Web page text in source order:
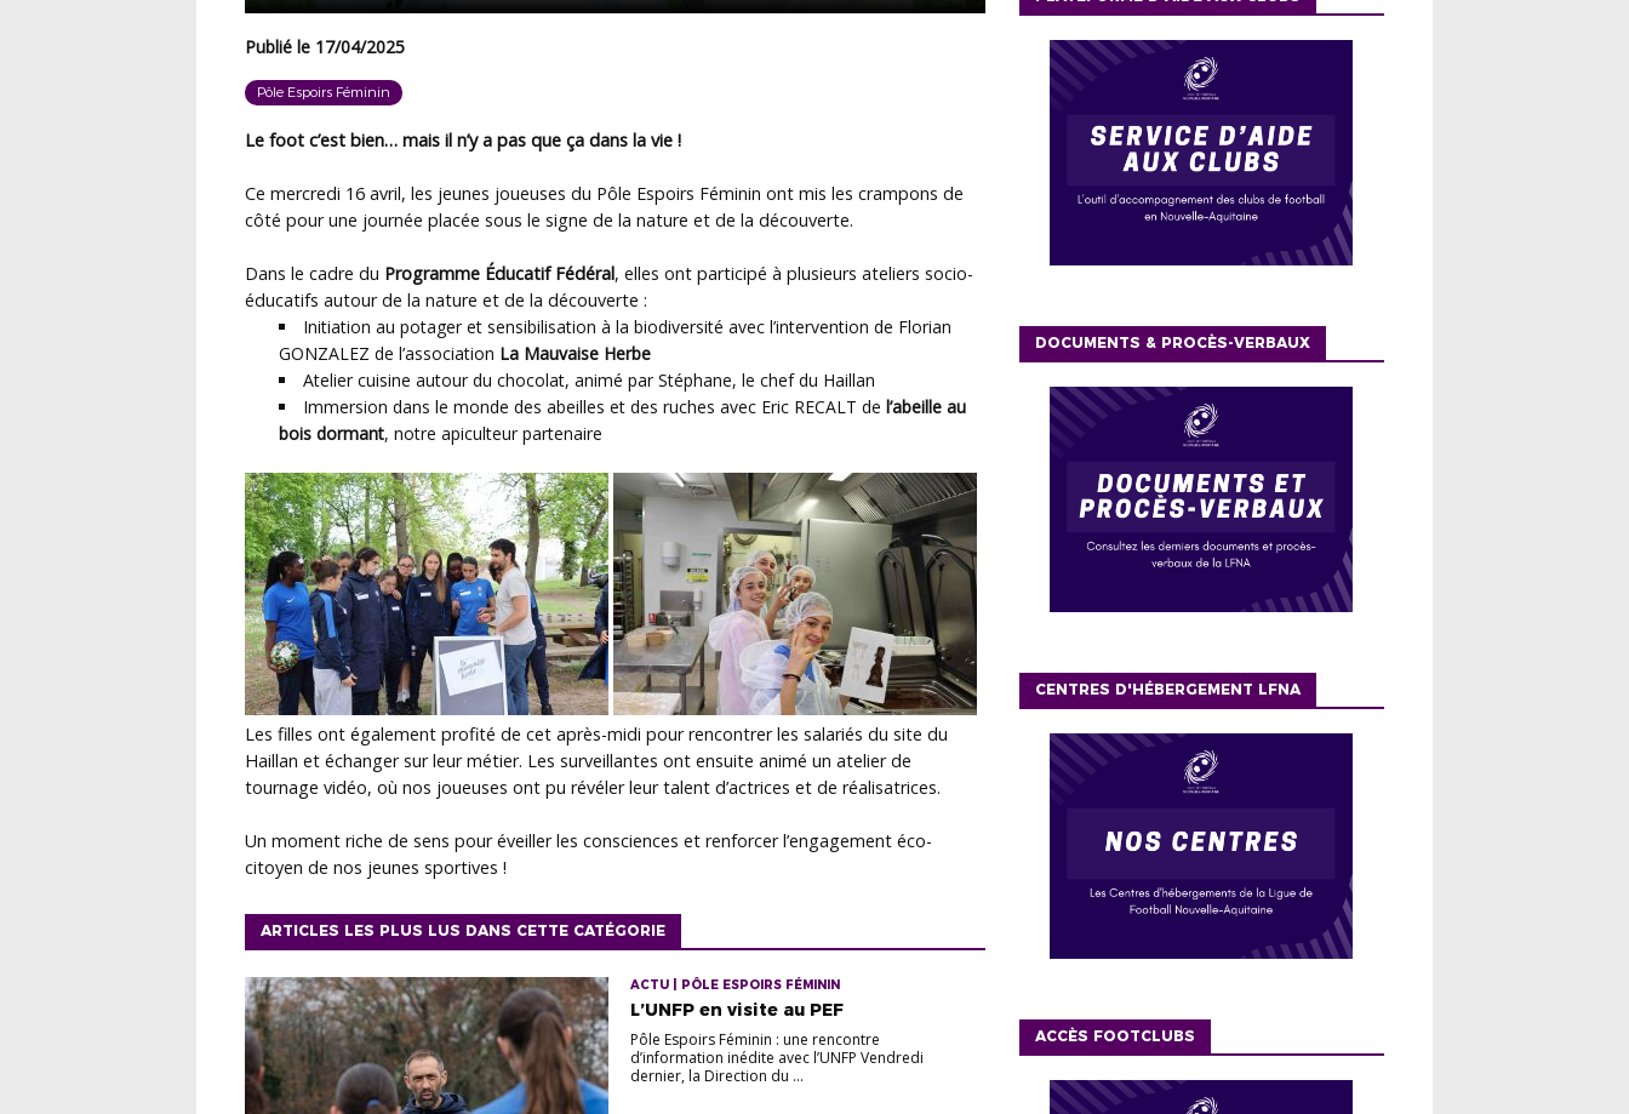
Publié le 17/04/2025
Pôle Espoirs Féminin
Le foot c’est bien… mais il n’y a pas que ça dans la vie !
Ce mercredi 16 avril, les jeunes joueuses du Pôle Espoirs Féminin ont mis les crampons de
côté pour une journée placée sous le signe de la nature et de la découverte.
Dans le cadre du Programme Éducatif Fédéral, elles ont participé à plusieurs ateliers socio-
éducatifs autour de la nature et de la découverte :
Initiation au potager et sensibilisation à la biodiversité avec l’intervention de Florian
GONZALEZ de l’association La Mauvaise Herbe
Atelier cuisine autour du chocolat, animé par Stéphane, le chef du Haillan
Immersion dans le monde des abeilles et des ruches avec Eric RECALT de l’abeille au
bois dormant, notre apiculteur partenaire
Les filles ont également profité de cet après-midi pour rencontrer les salariés du site du
Haillan et échanger sur leur métier. Les surveillantes ont ensuite animé un atelier de
tournage vidéo, où nos joueuses ont pu révéler leur talent d’actrices et de réalisatrices.
Un moment riche de sens pour éveiller les consciences et renforcer l’engagement éco-
citoyen de nos jeunes sportives !
ARTICLES LES PLUS LUS DANS CETTE CATÉGORIE
ACTU | PÔLE ESPOIRS FÉMININ
L’UNFP en visite au PEF
Pôle Espoirs Féminin : une rencontre
d’information inédite avec l’UNFP Vendredi
dernier, la Direction du ...
DOCUMENTS & PROCÈS-VERBAUX
CENTRES D'HÉBERGEMENT LFNA
ACCÈS FOOTCLUBS